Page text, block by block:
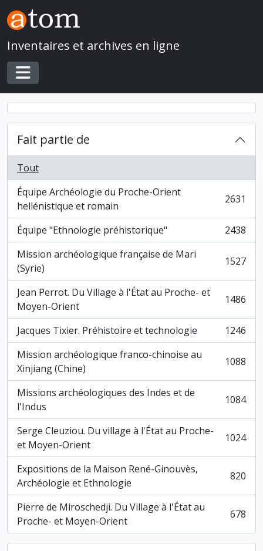
Skip to main content
Inventaires et archives en ligne
Toggle navigation
Fait partie de
Tout
Équipe Archéologie du Proche-Orient
hellénistique et romain
, 2631 résultats 2631
Équipe "Ethnologie préhistorique"
, 2438 résultats
2438
Mission archéologique française de Mari
(Syrie)
, 1527 résultats 1527
Jean Perrot. Du Village à l'État au Proche- et
Moyen-Orient
, 1486 résultats 1486
Jacques Tixier. Préhistoire et technologie
, 1246 résultats
1246
Mission archéologique franco-chinoise au
Xinjiang (Chine)
, 1088 résultats 1088
Missions archéologiques des Indes et de
l'Indus
, 1084 résultats 1084
Serge Cleuziou. Du village à l'État au Proche-
et Moyen-Orient
, 1024 résultats 1024
Expositions de la Maison René-Ginouvès,
Archéologie et Ethnologie
, 820 résultats 820
Pierre de Miroschedji. Du Village à l'État au
Proche- et Moyen-Orient
, 678 résultats 678